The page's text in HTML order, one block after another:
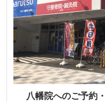
八幡院へのご予約